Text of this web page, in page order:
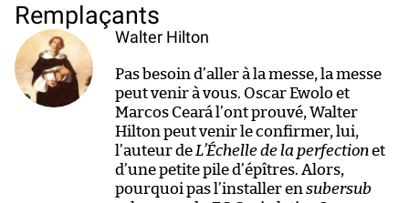
Remplaçants
Walter Hilton
Pas besoin d’aller à la messe, la messe
peut venir à vous. Oscar Ewolo et
Marcos Ceará l’ont prouvé, Walter
Hilton peut venir le confirmer, lui,
l’auteur de L’Échelle de la perfectionet
d’une petite pile d’épîtres. Alors,
pourquoi pas l’installer en subersub